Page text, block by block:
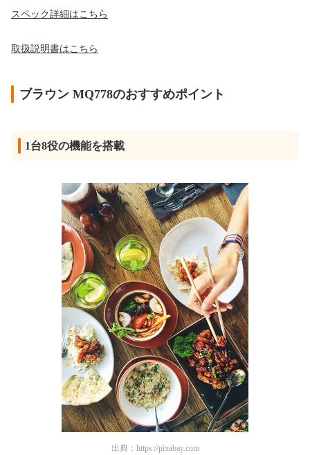
スペック詳細はこちら
取扱説明書はこちら
ブラウン MQ778のおすすめポイント
1台8役の機能を搭載
出典： https://pixabay.com